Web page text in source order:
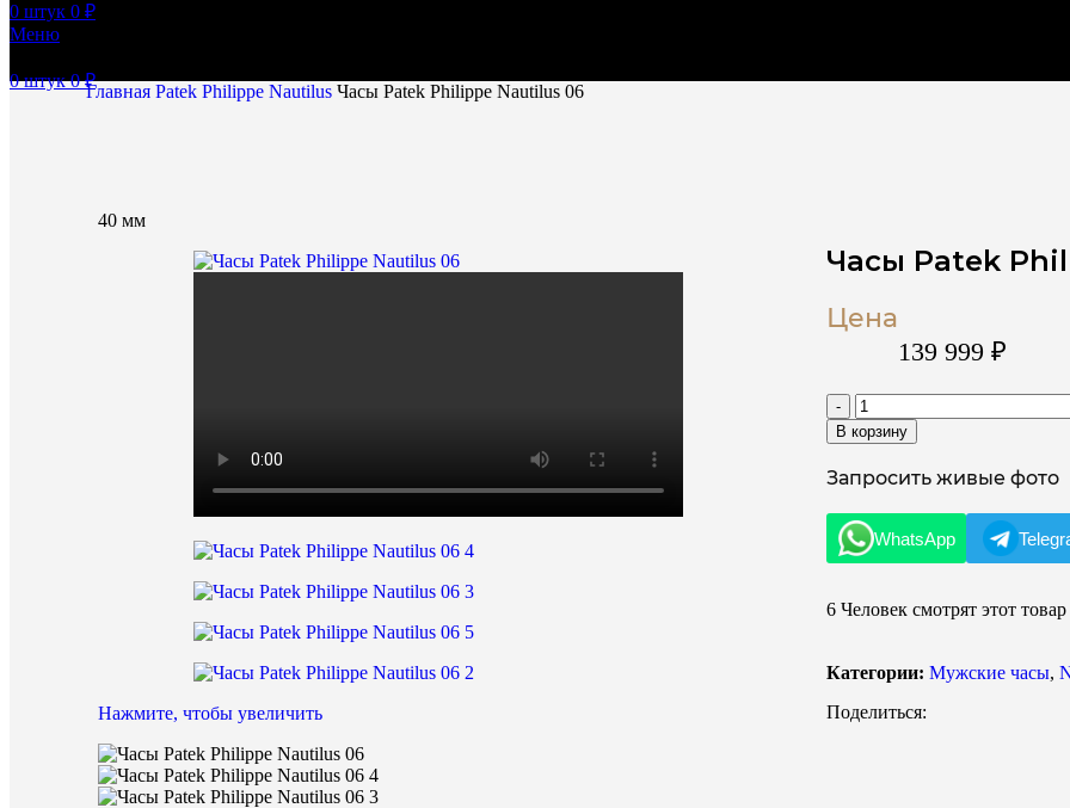
0 штук 0 ₽
Меню
0штук 0₽
Главная Patek Philippe Nautilus Часы Patek Philippe Nautilus 06
40 мм
Нажмите, чтобы увеличить
Часы Patek
Цена
139 999 ₽
В корзину
Запросить живые фото
WhatsApp
6 Человек смотрят этот
Категории: Мужские часы,
Поделиться: